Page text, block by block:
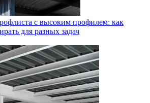
с высоким профилем: как
для разных задач